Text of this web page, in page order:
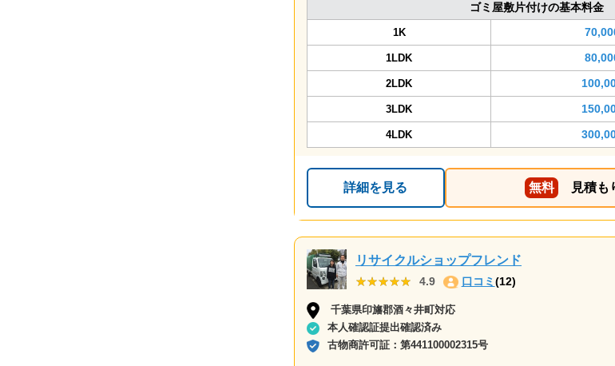
ゴミ屋敷片付けの基本料金
1K
1LDK
2LDK
3LDK
4LDK
詳細を見る 無料 見積も
リサイクルショップフレンド
★★★★★
★★★★★ 4.9 口コミ (12)
千葉県印旛郡酒々井町対応
本人確認証提出確認済み
古物商許可証： 第441100002315号